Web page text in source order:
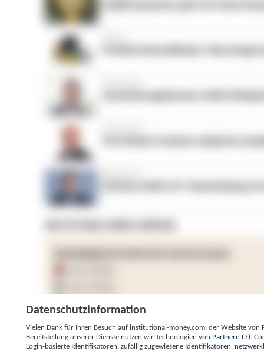
Datenschutzinformation
Vielen Dank für Ihren Besuch auf institutional-money.com, der Website von
Bereitstellung unserer Dienste nutzen wir Technologien von Partnern (3) .
Login-basierte Identifikatoren, zufällig zugewiesene Identifikatoren,